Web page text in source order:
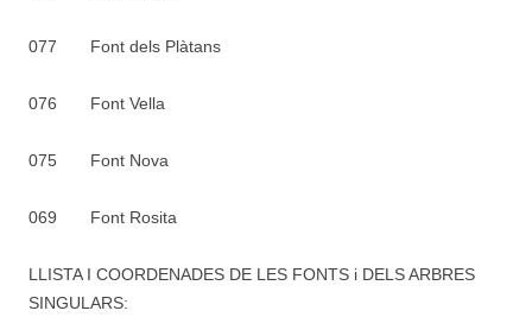
077 Font dels Plàtans
076 Font Vella
075 Font Nova
069 Font Rosita
LLISTA I COORDENADES DE LES FONTS i DELS ARBRES
SINGULARS: